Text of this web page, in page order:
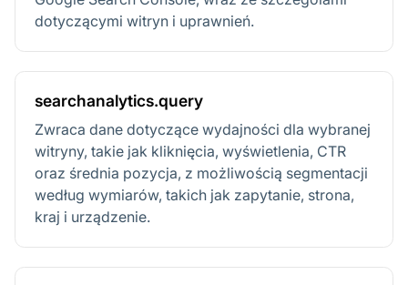
dotyczącymi witryn i uprawnień.
searchanalytics.query
Zwraca dane dotyczące wydajności dla wybranej
witryny, takie jak kliknięcia, wyświetlenia, CTR
oraz średnia pozycja, z możliwością segmentacji
według wymiarów, takich jak zapytanie, strona,
kraj i urządzenie.